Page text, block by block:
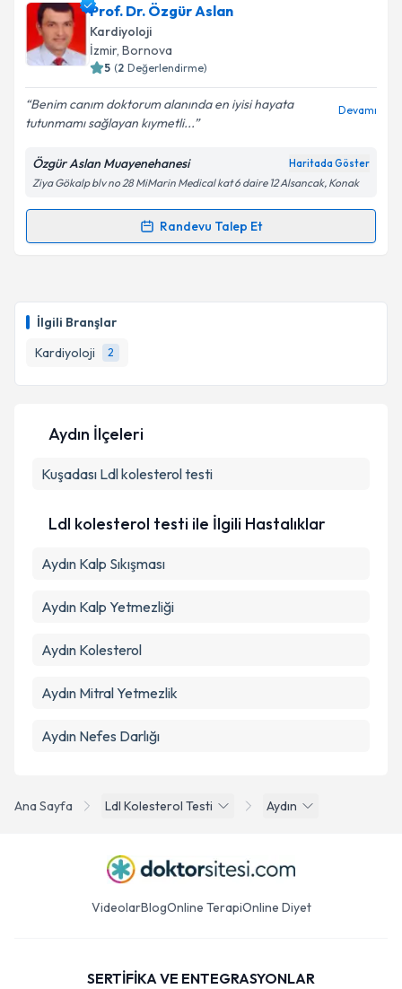
İlgili Branşlar
Kardiyoloji
2
Prof. Dr. Abdi Sağcan için randevu takvimi talebi
oluşturun. Size bu uzmandan randevu almanız için bir
takvim hazırlandığında e-posta ile bilgilendireceğiz.
Kişisel verilerimin işlenmesine ilişkin
Aydınlatma
Metni'ni okudum ve kişisel verilerimin belirtilen
kapsamda işlenmesini kabul ediyorum.
Prof. Dr. Özgür Aslan
Kardiyoloji
İzmir, Bornova
5 (2 Değerlendirme)
Benim canım doktorum alanında en iyisi hayata
tutunmamı sağlayan kıymetli...
Devamı
Özgür Aslan Muayenehanesi Haritada Göster
Ziya Gökalp blv no 28 MiMarin Medical kat 6 daire 12 Alsancak, Konak
Randevu Talep Et
Randevu Takvimi Talebi
takvim hazırlandığında e-posta ile bilgilendireceğiz.
E-posta Adresiniz
Metni'ni okudum ve kişisel verilerimin belirtilen
Ana Sayfa Ldl Kolesterol Testi Aydın
Aydın İlçeleri
Kuşadası Ldl kolesterol testi
Ldl kolesterol testi ile İlgili Hastalıklar
Aydın Kalp Sıkışması
Aydın Kalp Yetmezliği
Aydın Kolesterol
Aydın Mitral Yetmezlik
Aydın Nefes Darlığı
VideolarBlogOnline TerapiOnline Diyet
SERTİFİKA VE ENTEGRASYONLAR